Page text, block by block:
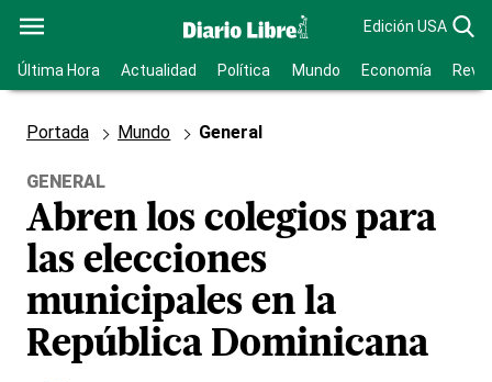
Edición USA
Última Hora Actualidad Política Mundo Economía
Portada Mundo General
GENERAL
Abren los colegios para
las elecciones
municipales en la
República Dominicana